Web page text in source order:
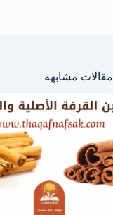
مقالات مشابهة